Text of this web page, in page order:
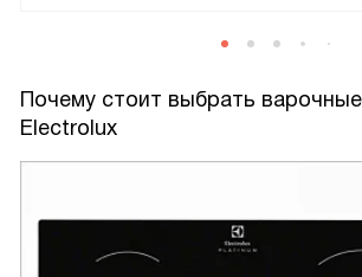
Почему стоит выбрать
Electrolux